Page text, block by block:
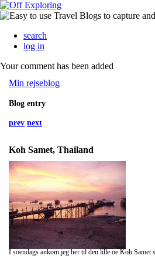
search
log in
Your comment has been added
Min rejseblog
Blog entry
prev next
Koh Samet, Thailand